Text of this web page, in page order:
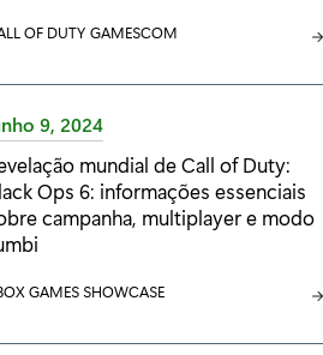
A
OF DUTY C
T
G
O
R
I
GAMESCOM
9, 2024
mundial de Call of Duty:
Ops 6: informações essenciais
campanha, multiplayer e modo
GAMES SHOWCASE